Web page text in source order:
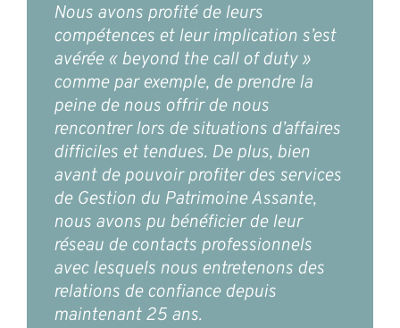
Nous avons profité de leurs
compétences et leur implication s’est
avérée « beyond the call of duty »
comme par exemple, de prendre la
peine de nous offrir de nous
rencontrer lors de situations d’affaires
difficiles et tendues. De plus, bien
avant de pouvoir profiter des services
de Gestion du Patrimoine Assante,
nous avons pu bénéficier de leur
réseau de contacts professionnels
avec lesquels nous entretenons des
relations de confiance depuis
maintenant 25 ans.